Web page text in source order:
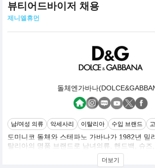
뷰티어드바이저 채용
제니엘휴먼
돌체엔가바나
남/여성 의류 악세사리 이탈리아 수입 브랜드
도미니코 돌체와 스테파노 가바나가 1982년 밀
탈리아의 명품 브랜드로 남녀의류, 핸드백, 슈
인주얼리, 화장품, 아이웨어 등의 상품을 판매하
적인 디자이너 듀엣으로 평가 받고 있습니다.
더보기